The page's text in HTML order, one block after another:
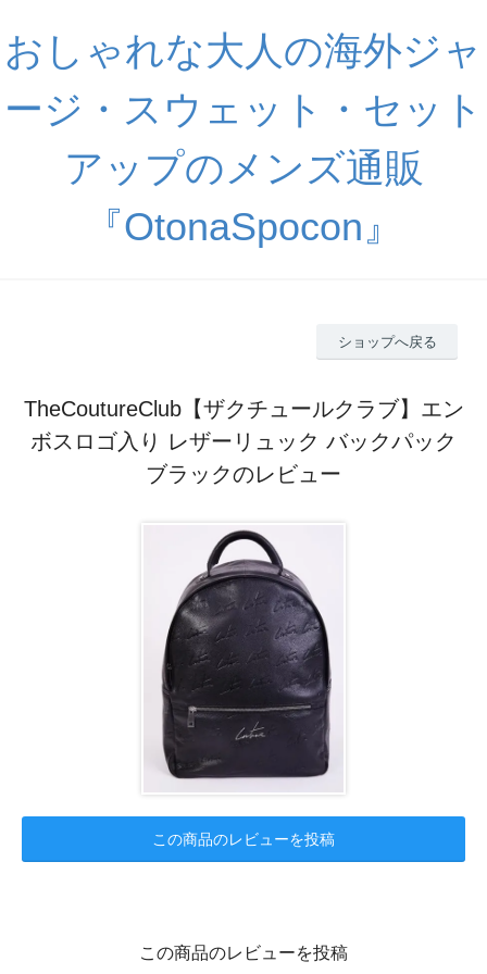
おしゃれな大人の海外ジャ
ージ・スウェット・セット
アップのメンズ通販
『OtonaSpocon』
ショップへ戻る
TheCoutureClub【ザクチュールクラブ】エン
ボスロゴ入り レザーリュック バックパック
ブラックのレビュー
この商品のレビューを投稿
この商品のレビューを投稿